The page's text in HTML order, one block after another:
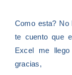
Como esta? No
te cuento que
Excel me
gracias,